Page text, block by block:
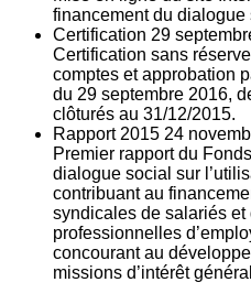
financement du dialogue
Certification 29
Certification sans
comptes et approbation
du 29 septembre 2016,
clôturés au 31/12/2015.
Rapport 2015 24
Premier rapport du
dialogue social sur
contribuant au
syndicales de salariés
professionnelles
concourant au
missions d’intérêt